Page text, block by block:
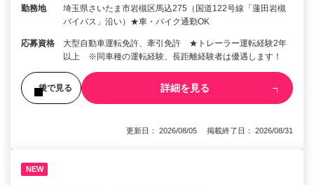
勤務地
埼玉県さいたま市岩槻区馬込275（国道122号線「蓮田岩槻
バイパス」沿い）★車・バイク通勤OK
応募資格
大型自動車運転免許、牽引免許 ★トレーラー運転経験2年
以上 ※同車種の運転経験、長距離経験者は優遇します！
後で見る 詳細を見る
更新日： 2026/08/05 掲載終了日： 2026/08/31
NEW